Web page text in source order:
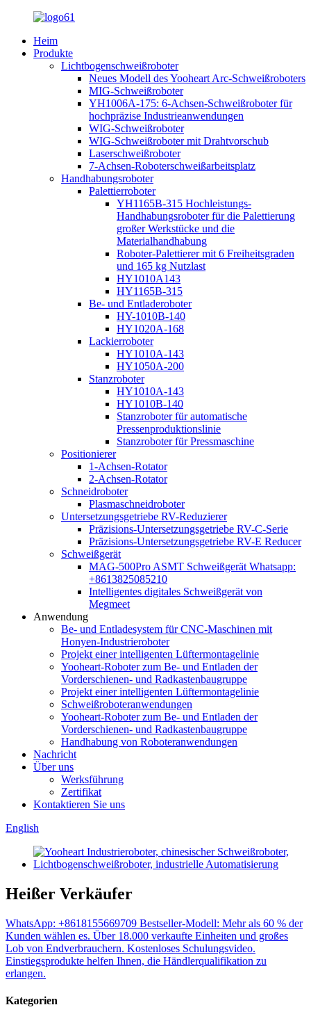
Heim
Produkte
Lichtbogenschweißroboter
Neues Modell des Yooheart Arc-Schweißroboters
MIG-Schweißroboter
YH1006A-175: 6-Achsen-Schweißroboter für
hochpräzise Industrieanwendungen
WIG-Schweißroboter
WIG-Schweißroboter mit Drahtvorschub
Laserschweißroboter
7-Achsen-Roboterschweißarbeitsplatz
Handhabungsroboter
Palettierroboter
YH1165B-315 Hochleistungs-
Handhabungsroboter für die Palettierung
großer Werkstücke und die
Materialhandhabung
Roboter-Palettierer mit 6 Freiheitsgraden
und 165 kg Nutzlast
HY1010A143
HY1165B-315
Be- und Entladeroboter
HY-1010B-140
HY1020A-168
Lackierroboter
HY1010A-143
HY1050A-200
Stanzroboter
HY1010A-143
HY1010B-140
Stanzroboter für automatische
Pressenproduktionslinie
Stanzroboter für Pressmaschine
Positionierer
1-Achsen-Rotator
2-Achsen-Rotator
Schneidroboter
Plasmaschneidroboter
Untersetzungsgetriebe RV-Reduzierer
Präzisions-Untersetzungsgetriebe RV-C-Serie
Präzisions-Untersetzungsgetriebe RV-E Reducer
Schweißgerät
MAG-500Pro ASMT Schweißgerät Whatsapp:
+8613825085210
Intelligentes digitales Schweißgerät von
Megmeet
Anwendung
Be- und Entladesystem für CNC-Maschinen mit
Honyen-Industrieroboter
Projekt einer intelligenten Lüftermontagelinie
Yooheart-Roboter zum Be- und Entladen der
Vorderschienen- und Radkastenbaugruppe
Projekt einer intelligenten Lüftermontagelinie
Schweißroboteranwendungen
Yooheart-Roboter zum Be- und Entladen der
Vorderschienen- und Radkastenbaugruppe
Handhabung von Roboteranwendungen
Nachricht
Über uns
Werksführung
Zertifikat
Kontaktieren Sie uns
English
Heißer Verkäufer
WhatsApp: +8618155669709 Bestseller-Modell: Mehr als 60 % der
Kunden wählen es. Über 18.000 verkaufte Einheiten und großes
Lob von Endverbrauchern. Kostenloses Schulungsvideo.
Einstiegsprodukte helfen Ihnen, die Händlerqualifikation zu
erlangen.
Kategorien